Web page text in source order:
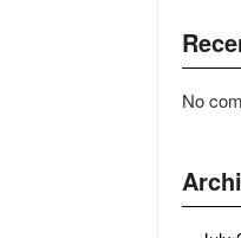
No